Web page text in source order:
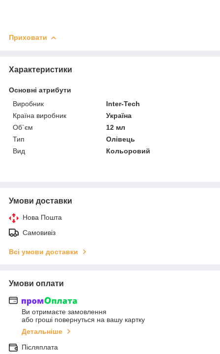
Приховати
Характеристики
Основні атрибути
Виробник
Inter-Tech
Країна виробник
Україна
Об`єм
12 мл
Тип
Олівець
Вид
Кольоровий
Умови доставки
Нова Пошта
Самовивіз
Всі умови доставки
Умови оплати
Ви отримаєте замовлення
або гроші повернуться на вашу картку
Детальніше
Післяплата